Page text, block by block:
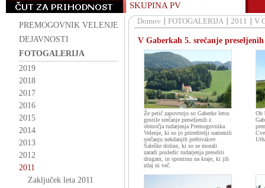
SKUPINA PV
PREMOGOVNIK VELENJE
DEJAVNOSTI
FOTOGALERIJA
2019
2018
2017
2016
2015
2014
2013
2012
2011
Zaključek leta 2011
Domov FOTOGALERIJA 2011 V
V Gaberkah 5. srečanje preseljenih
Že petič zapovrstjo so Gaberke letos
gostile srečanje preseljenih z
območja rudarjenja Premogovnika
Velenje, ki so jo prireditelji namenili
srečanju nekdanjih prebivalcev
Šaleške doline, ki so se morali
zaradi posledic rudarjenja preseliti
drugam, in spominu na kraje, ki jih
zdaj ni več.
Ob